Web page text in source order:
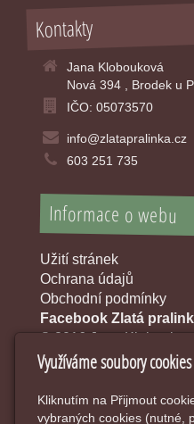
Kontakty
Jana Klobouková
Nová 394 , Brodek u
IČO: 05073570
info@zlatapralinka.cz
603 251 735
Informace o webu
Užití stránek
Ochrana údajů
Obchodní podmínky
Facebook Zlatá
© 2016 Jana
Využíváme soubory cookies
Kliknutím na Přijmout
vybraných cookies (nutné,